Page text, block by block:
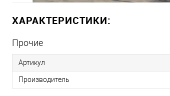
ХАРАКТЕРИСТИКИ:
Прочие
Артикул
Производитель